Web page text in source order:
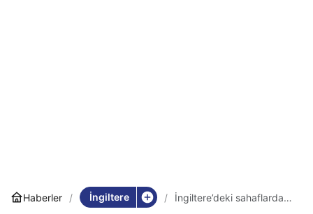
Haberler İngiltere
İngiltere’deki sahaflarda